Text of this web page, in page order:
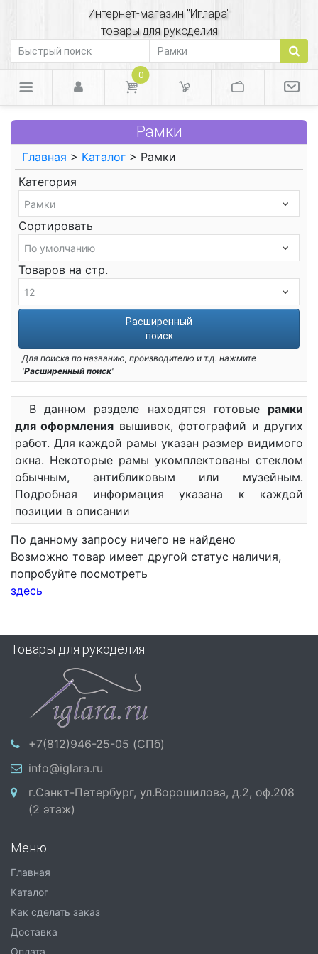
Интернет-магазин "Иглара"
товары для рукоделия
0
Рамки
Главная > Каталог > Рамки
Категория
Сортировать
Товаров на стр.
Расширенный
поиск
Для поиска по названию, производителю и т.д. нажмите
'Расширенный поиск'
В данном разделе находятся готовые рамки
для оформления вышивок, фотографий и других
работ. Для каждой рамы указан размер видимого
окна. Некоторые рамы укомплектованы стеклом
обычным, антибликовым или музейным.
Подробная информация указана к каждой
позиции в описании
По данному запросу ничего не найдено
Возможно товар имеет другой статус наличия,
попробуйте посмотреть
здесь
Товары для рукоделия
+7(812)946-25-05 (СПб)
info@iglara.ru
г.Санкт-Петербург, ул.Ворошилова, д.2, оф.208
(2 этаж)
Меню
Главная
Каталог
Как сделать заказ
Доставка
Оплата